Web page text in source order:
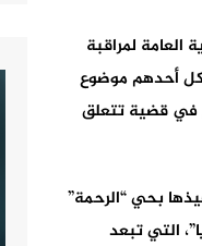
لمراقبة
توقيف خمسة أشخاص تتراوح أعمارهم بين 24 و44 سنة، يشكل أحدهم موضوع
في قضية تتعلق
بحي “الرحمة”
التي تبعد